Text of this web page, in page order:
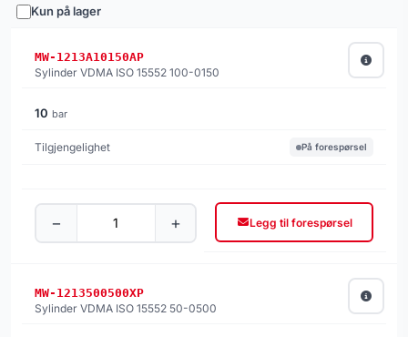
Kun på lager
MW-1213A10150AP
Sylinder VDMA ISO 15552 100-0150
10 bar
På forespørsel
− + Legg til forespørsel
MW-1213500500XP
Sylinder VDMA ISO 15552 50-0500